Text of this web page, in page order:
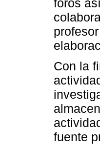
foros
Con la
fuente